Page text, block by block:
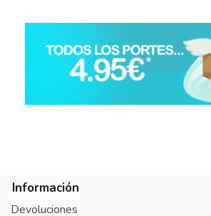
Información
Devoluciones